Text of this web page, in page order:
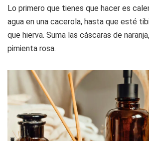
Lo primero que tienes que hacer es
agua en una cacerola, hasta que esté
que hierva. Suma las cáscaras de
pimienta rosa.